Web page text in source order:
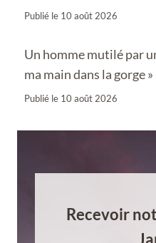
Publié le 10 août 2026
Un homme mutilé par
ma main dans la gorge »
Publié le 10 août 2026
Recevoir